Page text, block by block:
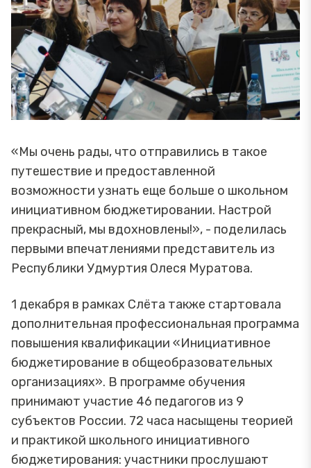
«Мы очень рады, что отправились в такое
путешествие и предоставленной
возможности узнать еще больше о школьном
инициативном бюджетировании. Настрой
прекрасный, мы вдохновлены!», - поделилась
первыми впечатлениями представитель из
Республики Удмуртия Олеся Муратова.
1 декабря в рамках Слёта также стартовала
дополнительная профессиональная программа
повышения квалификации «Инициативное
бюджетирование в общеобразовательных
организациях». В программе обучения
принимают участие 46 педагогов из 9
субъектов России. 72 часа насыщены теорией
и практикой школьного инициативного
бюджетирования: участники прослушают